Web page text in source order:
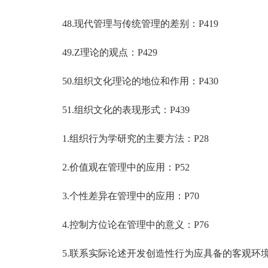
48.现代管理与传统管理的差别：P419
49.Z理论的观点：P429
50.组织文化理论的地位和作用：P430
51.组织文化的表现形式：P439
1.组织行为学研究的主要方法：P28
2.价值观在管理中的应用：P52
3.个性差异在管理中的应用：P70
4.控制方位论在管理中的意义：P76
5.联系实际论述开发创造性行为应具备的客观环